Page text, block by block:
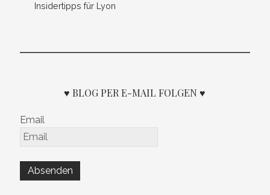
Insidertipps für Lyon
♥ BLOG PER E-MAIL FOLGEN ♥
Email